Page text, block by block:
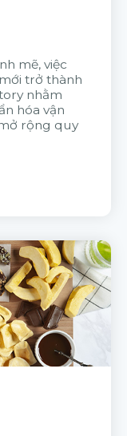
mẽ, việc
trở thành
nhằm
hóa vận
rộng quy